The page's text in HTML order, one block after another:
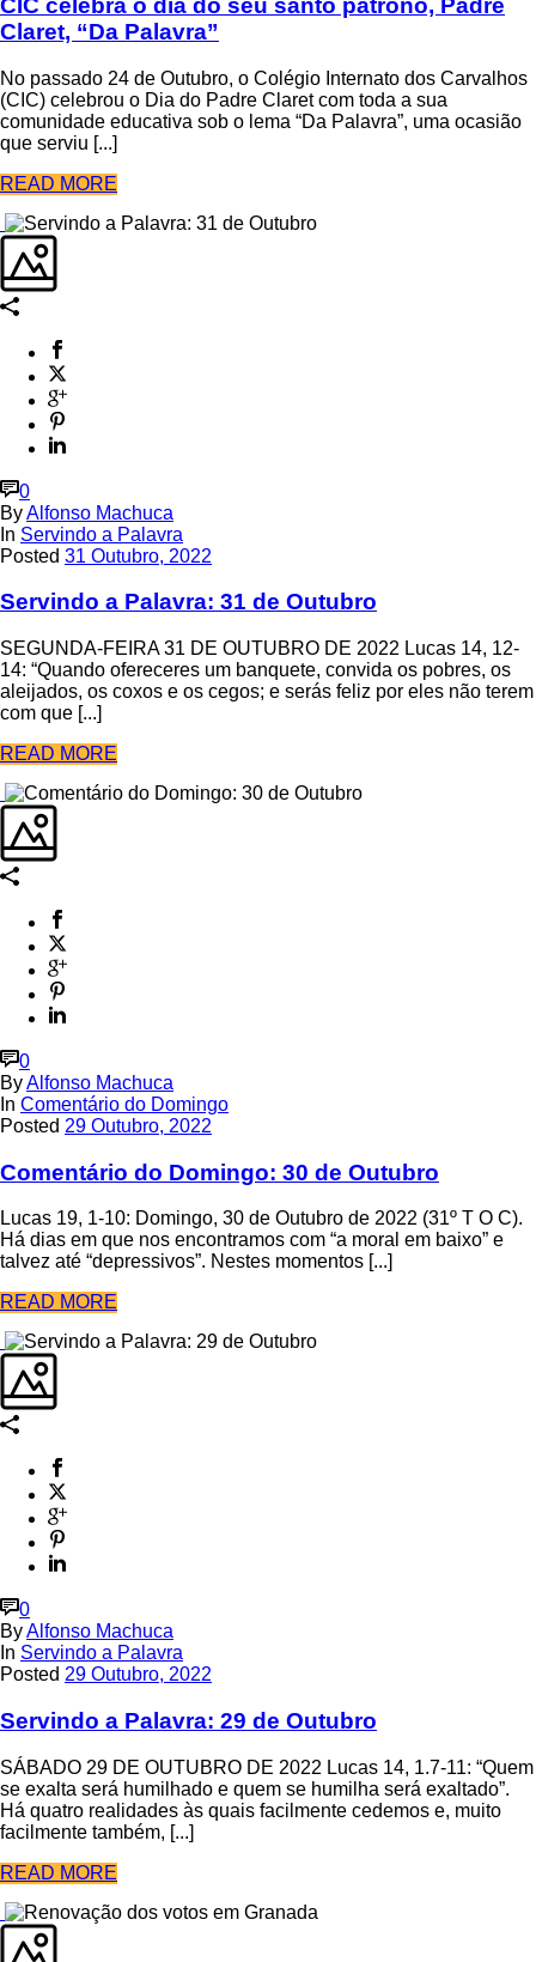
CIC celebra o dia do seu santo patrono, Padre
Claret, “Da Palavra”
No passado 24 de Outubro, o Colégio Internato dos Carvalhos
(CIC) celebrou o Dia do Padre Claret com toda a sua
comunidade educativa sob o lema “Da Palavra”, uma ocasião
que serviu [...]
READ MORE
0
ByAlfonso Machuca
In Servindo a Palavra
Posted 31 Outubro, 2022
Servindo a Palavra: 31 de Outubro
SEGUNDA-FEIRA 31 DE OUTUBRO DE 2022 Lucas 14, 12-
14: “Quando ofereceres um banquete, convida os pobres, os
aleijados, os coxos e os cegos; e serás feliz por eles não terem
com que [...]
READ MORE
0
ByAlfonso Machuca
In Comentário do Domingo
Posted 29 Outubro, 2022
Comentário do Domingo: 30 de Outubro
Lucas 19, 1-10: Domingo, 30 de Outubro de 2022 (31º T O C).
Há dias em que nos encontramos com “a moral em baixo” e
talvez até “depressivos”. Nestes momentos [...]
READ MORE
0
ByAlfonso Machuca
In Servindo a Palavra
Posted 29 Outubro, 2022
Servindo a Palavra: 29 de Outubro
SÁBADO 29 DE OUTUBRO DE 2022 Lucas 14, 1.7-11: “Quem
se exalta será humilhado e quem se humilha será exaltado”.
Há quatro realidades às quais facilmente cedemos e, muito
facilmente também, [...]
READ MORE